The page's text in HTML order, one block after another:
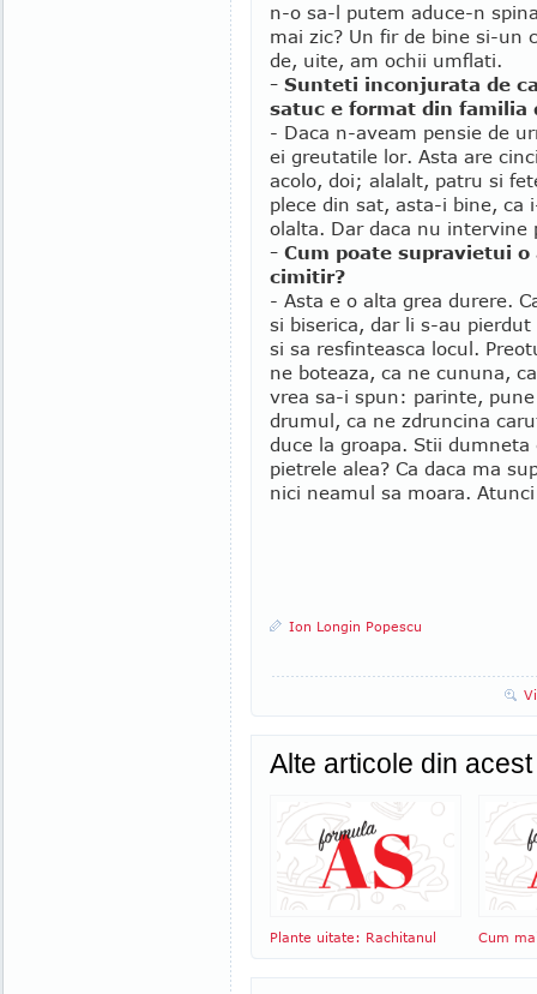
n-o sa-l putem aduce-n
mai zic? Un fir de bine si-un
de, uite, am ochii umflati.
- Sunteti inconjurata de
satuc e format din familia
- Daca n-aveam pensie de
ei greutatile lor. Asta are
acolo, doi; alalalt, patru si
plece din sat, asta-i bine,
olalta. Dar daca nu
- Cum poate supravietui
cimitir?
- Asta e o alta grea durere.
si biserica, dar li s-au
si sa resfinteasca locul.
ne boteaza, ca ne cununa,
vrea sa-i spun: parinte,
drumul, ca ne zdruncina
duce la groapa. Stii
pietrele alea? Ca daca ma
nici neamul sa moara.
Ion Longin Popescu
Alte articole din
Plante uitate: Rachitanul Cum